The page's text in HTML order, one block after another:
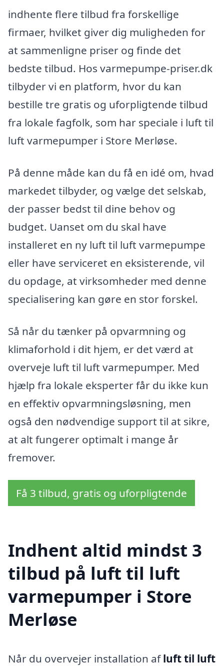
indhente flere tilbud fra forskellige
firmaer, hvilket giver dig muligheden for
at sammenligne priser og finde det
bedste tilbud. Hos varmepumpe-priser.dk
tilbyder vi en platform, hvor du kan
bestille tre gratis og uforpligtende tilbud
fra lokale fagfolk, som har speciale i luft til
luft varmepumper i Store Merløse.
På denne måde kan du få en idé om, hvad
markedet tilbyder, og vælge det selskab,
der passer bedst til dine behov og
budget. Uanset om du skal have
installeret en ny luft til luft varmepumpe
eller have serviceret en eksisterende, vil
du opdage, at virksomheder med denne
specialisering kan gøre en stor forskel.
Så når du tænker på opvarmning og
klimaforhold i dit hjem, er det værd at
overveje luft til luft varmepumper. Med
hjælp fra lokale eksperter får du ikke kun
en effektiv opvarmningsløsning, men
også den nødvendige support til at sikre,
at alt fungerer optimalt i mange år
fremover.
Få 3 tilbud, gratis og uforpligtende
Indhent altid mindst 3
tilbud på luft til luft
varmepumper i Store
Merløse
Når du overvejer installation afluft til luft